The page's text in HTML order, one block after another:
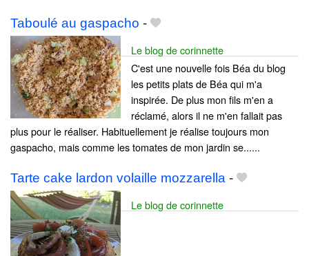
Taboulé au gaspacho -
Le blog de corinnette
C'est une nouvelle fois Béa du blog
les petits plats de Béa qui m'a
inspirée. De plus mon fils m'en a
réclamé, alors il ne m'en fallait pas
plus pour le réaliser. Habituellement je réalise toujours mon
gaspacho, mais comme les tomates de mon jardin se......
Tarte cake lardon volaille mozzarella -
Le blog de corinnette